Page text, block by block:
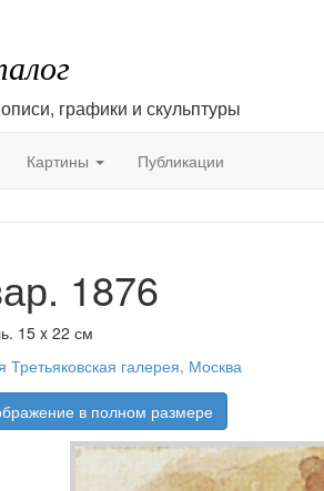
графики и скульптуры
Картины Публикации
1876
15 x 22 см
Третьяковская галерея, Москва
в полном размере